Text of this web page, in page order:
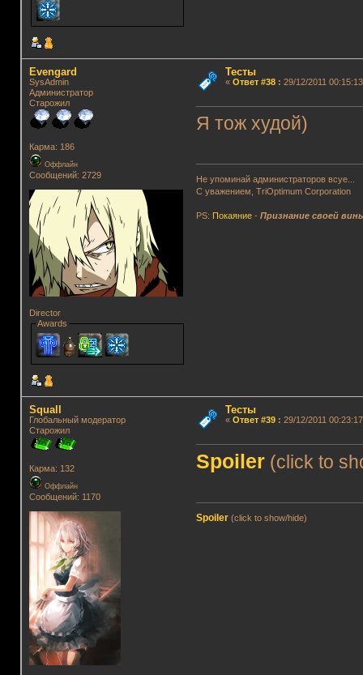
Evengard
SysAdmin
Администратор
Старожил
Карма: 186
Оффлайн
Сообщений: 2729
Director
Awards
Тесты
« Ответ #38: 29/12/2011
Я тож худой)
Не упоминай администраторов всуе...
С уважением, TriOptimum Corporation
PS: Покаяние -Признание своей
Squall
Глобальный модератор
Старожил
Карма: 132
Оффлайн
Сообщений: 1170
Тесты
« Ответ #39: 29/12/2011
Spoiler (click to
Spoiler (click to show/hide)